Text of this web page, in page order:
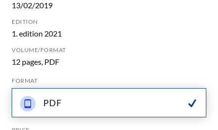
13/02/2019
EDITION
1. edition 2021
VOLUME/FORMAT
12 pages, PDF
FORMAT
PDF